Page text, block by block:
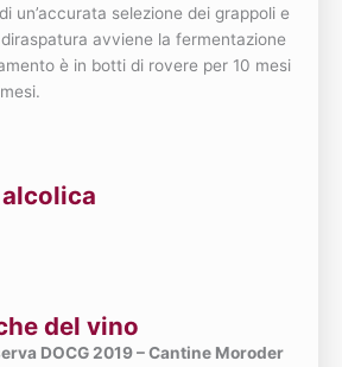
un’accurata selezione dei grappoli e
avviene la fermentazione
è in botti di rovere per 10 mesi
del vino
DOCG 2019 – Cantine Moroder